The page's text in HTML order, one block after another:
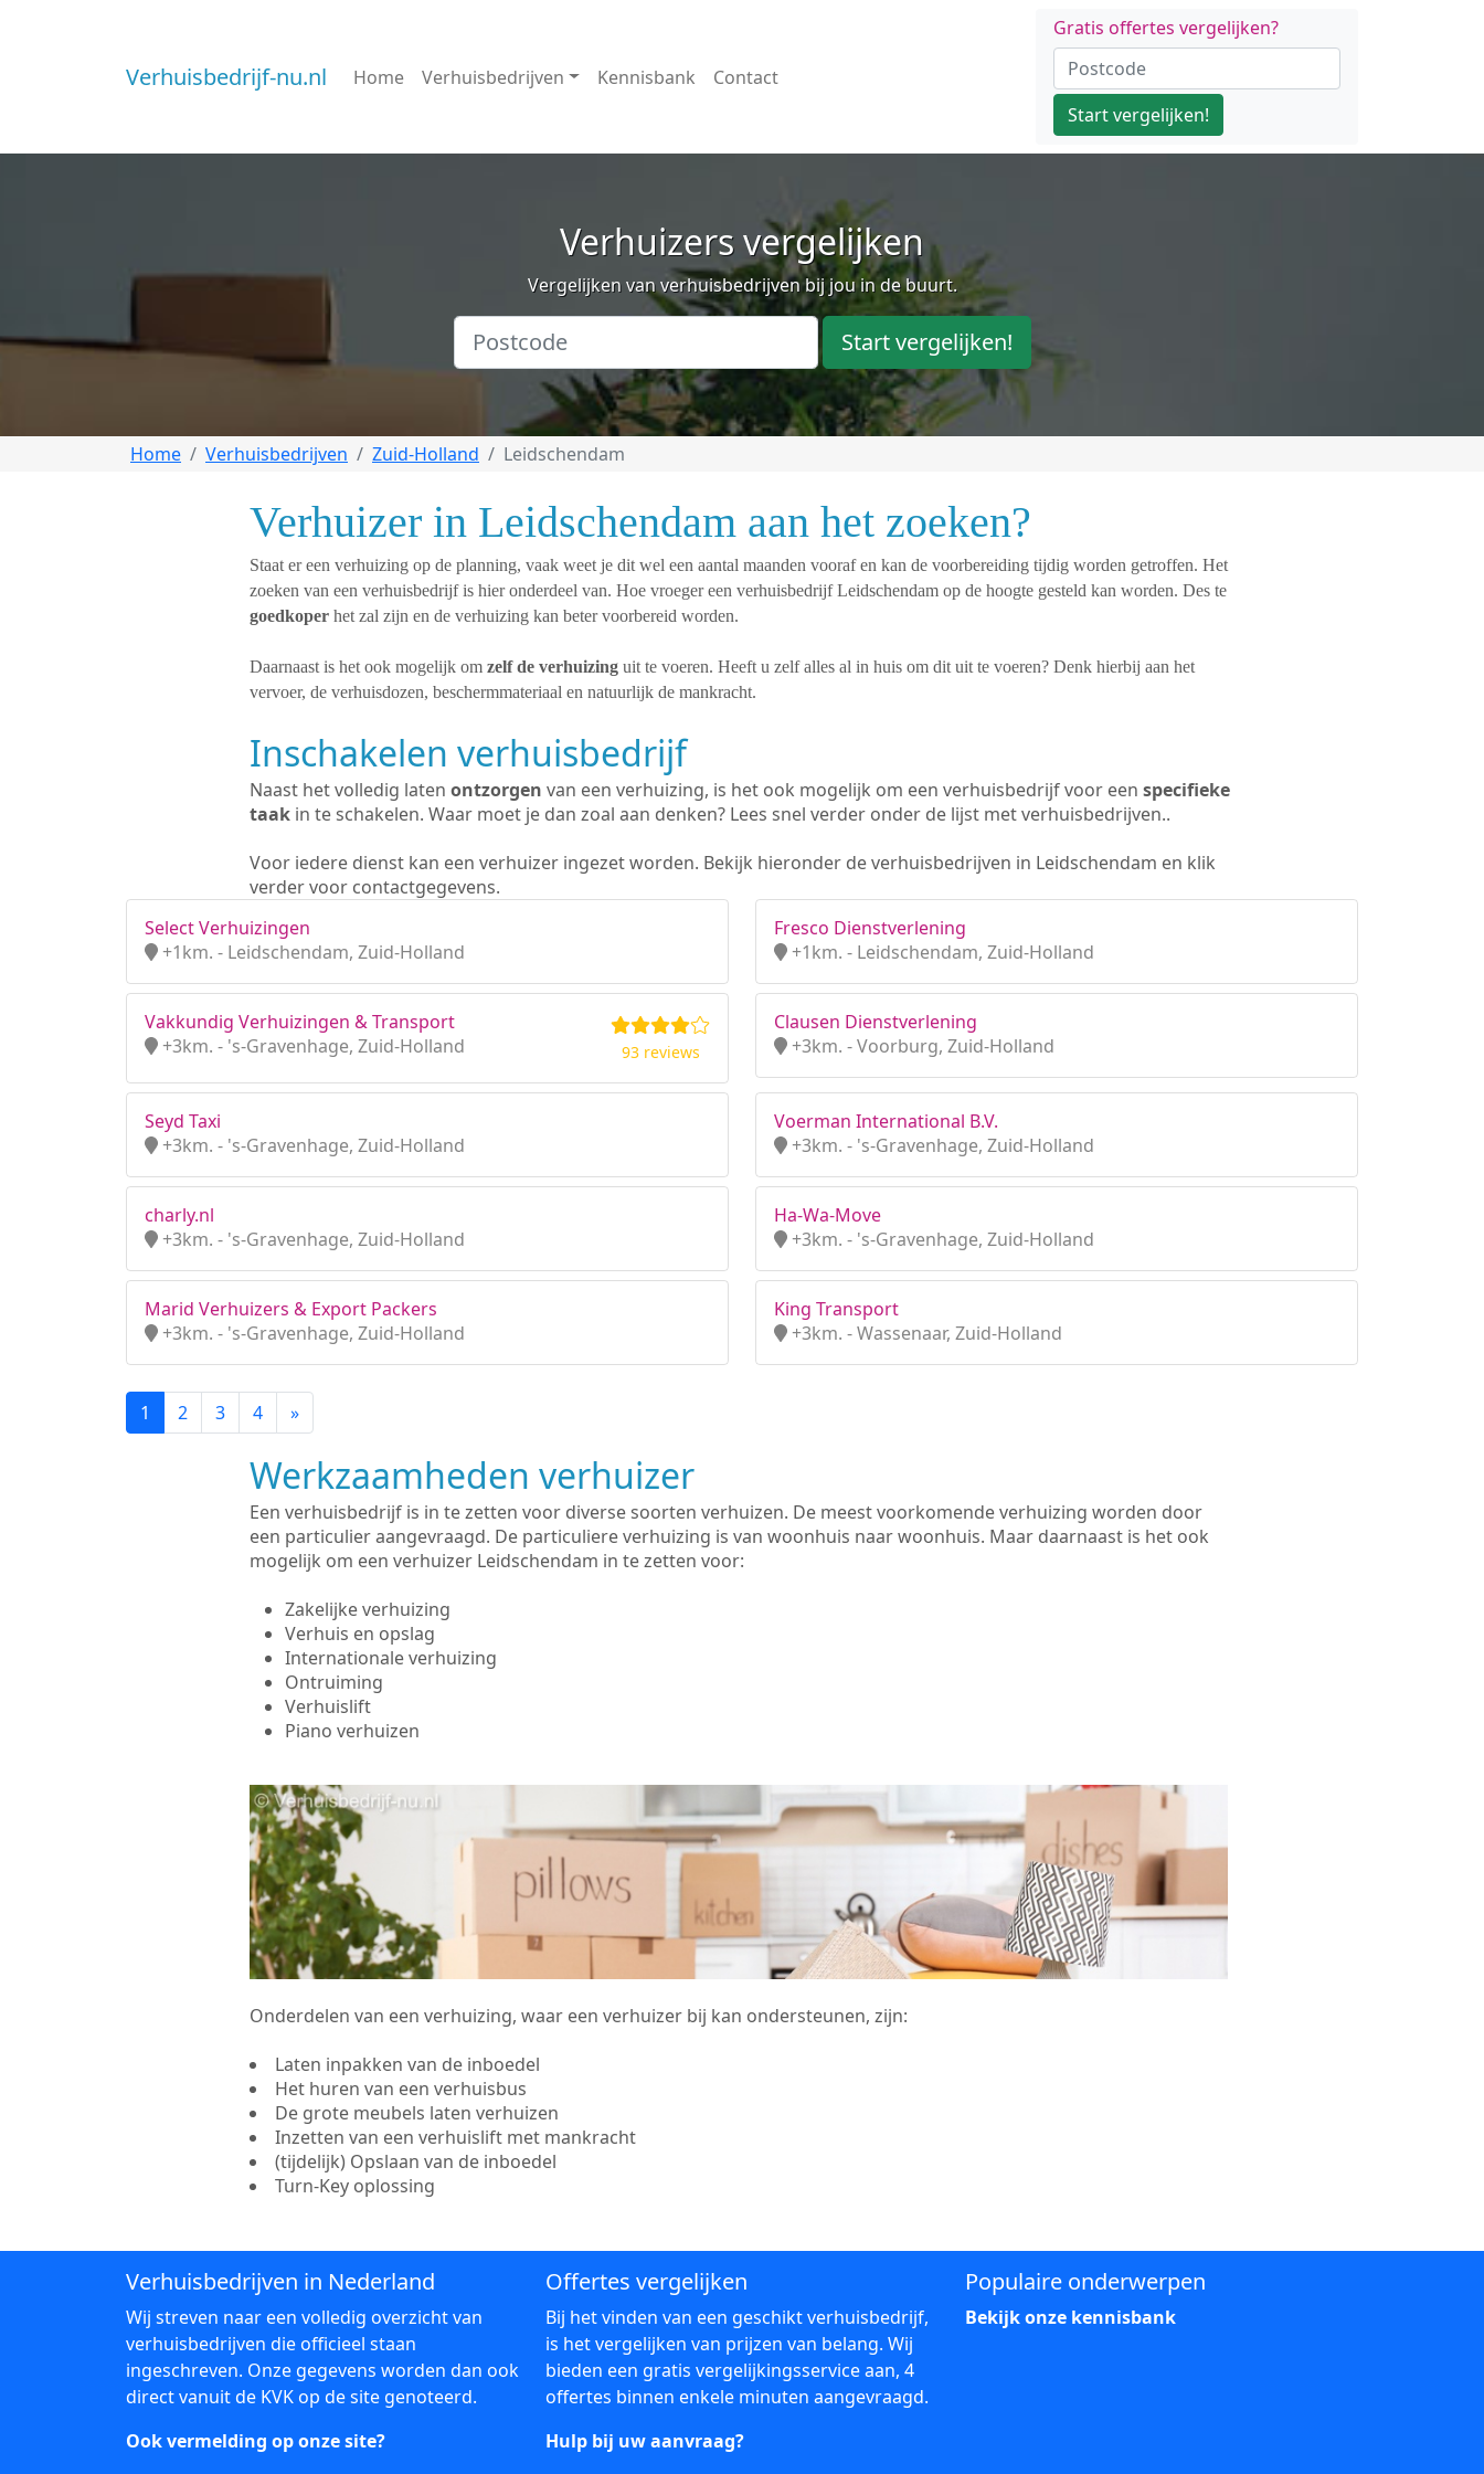
Verhuisbedrijf-nu.nl Home Verhuisbedrijven Kennisbank Contact
Gratis offertes vergelijken?
Start vergelijken!
Verhuizers vergelijken
Vergelijken van verhuisbedrijven bij jou in de buurt.
Start vergelijken!
Home Verhuisbedrijven Zuid-Holland Leidschendam
Verhuizer in Leidschendam aan het zoeken?
Staat er een verhuizing op de planning, vaak weet je dit wel een aantal maanden vooraf en kan de voorbereiding tijdig worden getroffen. Het
zoeken van een verhuisbedrijf is hier onderdeel van. Hoe vroeger een verhuisbedrijf Leidschendam op de hoogte gesteld kan worden. Des te
goedkoperhet zal zijn en de verhuizing kan beter voorbereid worden.
Daarnaast is het ook mogelijk om zelf de verhuizinguit te voeren. Heeft u zelf alles al in huis om dit uit te voeren? Denk hierbij aan het
vervoer, de verhuisdozen, beschermmateriaal en natuurlijk de mankracht.
Inschakelen verhuisbedrijf
Naast het volledig laten ontzorgen van een verhuizing, is het ook mogelijk om een verhuisbedrijf voor een specifieke
taakin te schakelen. Waar moet je dan zoal aan denken? Lees snel verder onder de lijst met verhuisbedrijven..
Voor iedere dienst kan een verhuizer ingezet worden. Bekijk hieronder de verhuisbedrijven in Leidschendam en klik
verder voor contactgegevens.
Select Verhuizingen
+1km. - Leidschendam, Zuid-Holland
Fresco Dienstverlening
+1km. - Leidschendam, Zuid-Holland
Vakkundig Verhuizingen & Transport
+3km. - 's-Gravenhage, Zuid-Holland
93 reviews
Clausen Dienstverlening
+3km. - Voorburg, Zuid-Holland
Seyd Taxi
+3km. - 's-Gravenhage, Zuid-Holland
Voerman International B.V.
+3km. - 's-Gravenhage, Zuid-Holland
charly.nl
+3km. - 's-Gravenhage, Zuid-Holland
Ha-Wa-Move
+3km. - 's-Gravenhage, Zuid-Holland
Marid Verhuizers & Export Packers
+3km. - 's-Gravenhage, Zuid-Holland
King Transport
+3km. - Wassenaar, Zuid-Holland
1 2 3 4 »
Werkzaamheden verhuizer
Een verhuisbedrijf is in te zetten voor diverse soorten verhuizen. De meest voorkomende verhuizing worden door
een particulier aangevraagd. De particuliere verhuizing is van woonhuis naar woonhuis. Maar daarnaast is het ook
mogelijk om een verhuizer Leidschendam in te zetten voor:
Zakelijke verhuizing
Verhuis en opslag
Internationale verhuizing
Ontruiming
Verhuislift
Piano verhuizen
Onderdelen van een verhuizing, waar een verhuizer bij kan ondersteunen, zijn:
Laten inpakken van de inboedel
Het huren van een verhuisbus
De grote meubels laten verhuizen
Inzetten van een verhuislift met mankracht
(tijdelijk) Opslaan van de inboedel
Turn-Key oplossing
Verhuisbedrijven in Nederland
Wij streven naar een volledig overzicht van
verhuisbedrijven die officieel staan
ingeschreven. Onze gegevens worden dan ook
direct vanuit de KVK op de site genoteerd.
Ook vermelding op onze site?
Offertes vergelijken
Bij het vinden van een geschikt verhuisbedrijf,
is het vergelijken van prijzen van belang. Wij
bieden een gratis vergelijkingsservice aan, 4
offertes binnen enkele minuten aangevraagd.
Hulp bij uw aanvraag?
Populaire onderwerpen
Bekijk onze kennisbank